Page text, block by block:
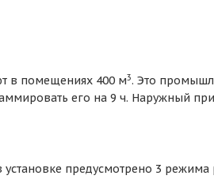
в помещениях 400 м3. Это
его на 9 ч. Наружный
установке предусмотрено 3